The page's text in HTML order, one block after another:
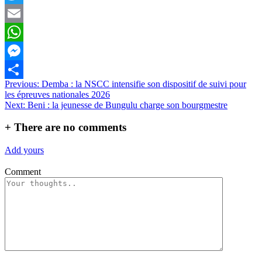
Twitter
Email
WhatsApp
Messenger
Partager
Navigation
de
Previous: Demba : la NSCC intensifie son dispositif de suivi pour
les épreuves nationales 2026
Next: Beni : la jeunesse de Bungulu charge son bourgmestre
+ There are no comments
Add yours
Comment